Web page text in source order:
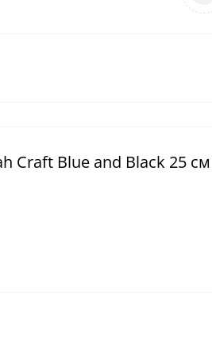
Craft Blue and Black 25 см